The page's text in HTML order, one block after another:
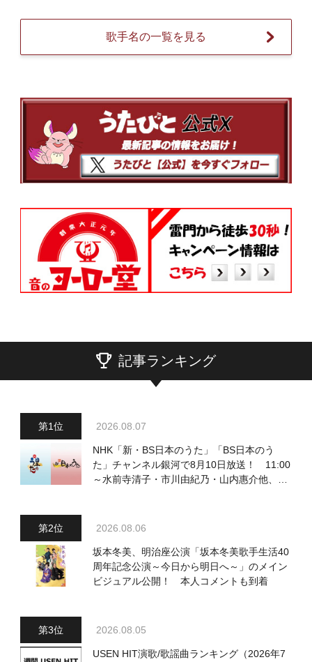
歌手名の一覧を見る
記事ランキング
2026.08.07
NHK「新・BS日本のうた」「BS日本のう
た」チャンネル銀河で8月10日放送！ 11:00
～水前寺清子・市川由紀乃・山内惠介他、
2026.08.06
坂本冬美、明治座公演「坂本冬美歌手生活40
周年記念公演～今日から明日へ～」のメイン
ビジュアル公開！ 本人コメントも到着
2026.08.05
USEN HIT演歌/歌謡曲ランキング（2026年7